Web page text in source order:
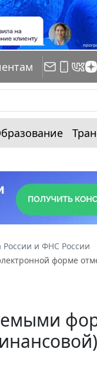
и ФНС России
форме